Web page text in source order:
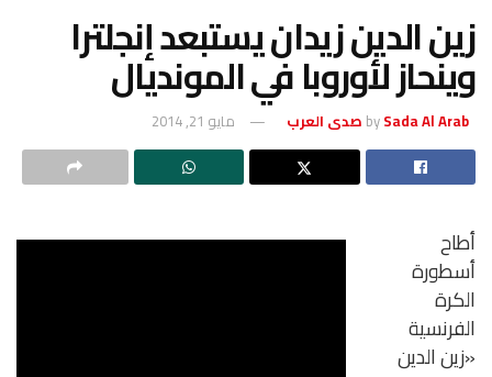
زين الدين زيدان يستبعد إنجلترا
وينحاز لأوروبا في المونديال
bySada Al Arab صدى العرب مايو 21, 2014
أطاح
أسطورة
الكرة
الفرنسية
«زين الدين